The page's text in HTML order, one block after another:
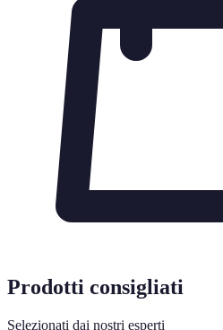
Prodotti consigliati
Selezionati dai nostri esperti